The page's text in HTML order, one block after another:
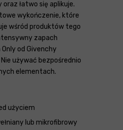
łatwo się aplikuje.
wykończenie, które
wśród produktów tego
zapach
od Givenchy
używać bezpośrednio
elementach.
użyciem
lub mikrofibrowy